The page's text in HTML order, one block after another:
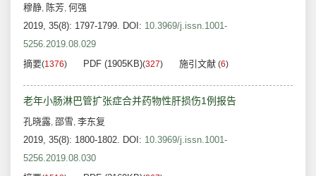
穆静, 陈芳, 何强
2019, 35(8): 1797-1799. DOI: 10.3969/j.issn.1001-
5256.2019.08.029
摘要(1376) PDF (1905KB)(327) 施引文献 (6)
老年小肠淋巴管扩张症合并药物性肝损伤1例报告
孔晓露, 邵雪, 李东复
2019, 35(8): 1800-1802. DOI: 10.3969/j.issn.1001-
5256.2019.08.030